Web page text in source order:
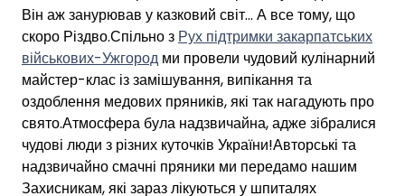
Він аж занурював у казковий світ… А все тому, що
скоро Різдво.Спільно з Рух підтримки закарпатських
військових-Ужгород ми провели чудовий кулінарний
майстер-клас із замішування, випікання та
оздоблення медових пряників, які так нагадують про
свято.Атмосфера була надзвичайна, адже зібралися
чудові люди з різних куточків України!Авторські та
надзвичайно смачні пряники ми передамо нашим
Захисникам, які зараз лікуються у шпиталях